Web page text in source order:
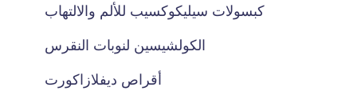
كبسولات سيليكوكسيب للألم والالتهاب
الكولشيسين لنوبات النقرس
أقراص ديفلازاكورت